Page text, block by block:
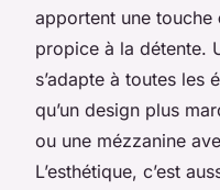
apportent une touche
propice à la détente.
s’adapte à toutes les
qu’un design plus
ou une mézzanine
L’esthétique, c’est